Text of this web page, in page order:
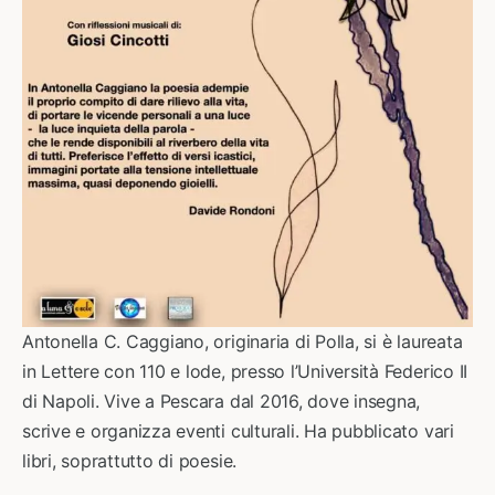
Antonella C. Caggiano, originaria di Polla, si è laureata
in Lettere con 110 e lode, presso l’Università Federico II
di Napoli. Vive a Pescara dal 2016, dove insegna,
scrive e organizza eventi culturali. Ha pubblicato vari
libri, soprattutto di poesie.